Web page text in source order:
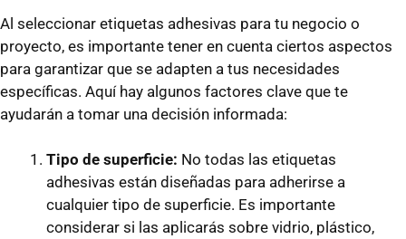
Al seleccionar etiquetas adhesivas para tu negocio o
proyecto, es importante tener en cuenta ciertos aspectos
para garantizar que se adapten a tus necesidades
específicas. Aquí hay algunos factores clave que te
ayudarán a tomar una decisión informada:
Tipo de superficie: No todas las etiquetas
adhesivas están diseñadas para adherirse a
cualquier tipo de superficie. Es importante
considerar si las aplicarás sobre vidrio, plástico,